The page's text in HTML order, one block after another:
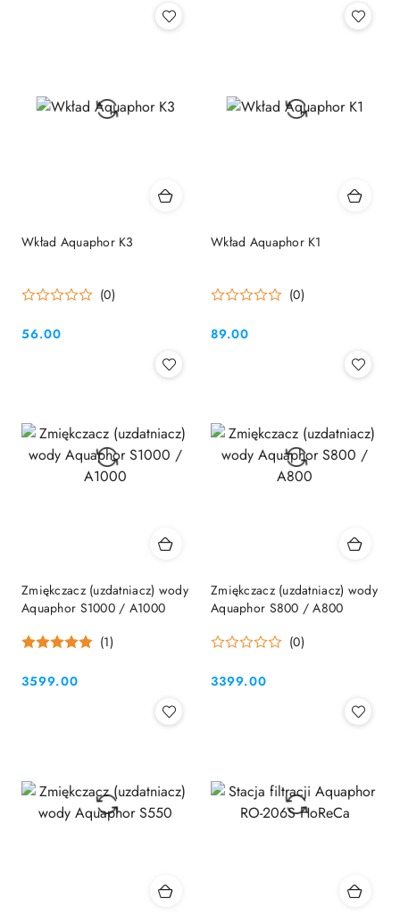
Wkład Aquaphor K3
(0)
Cena:
56.00
Wkład Aquaphor K1
(0)
Cena:
89.00
Zmiękczacz (uzdatniacz) wody
Aquaphor S1000 / A1000
(1)
Cena:
3599.00
Zmiękczacz (uzdatniacz) wody
Aquaphor S800 / A800
(0)
Cena:
3399.00